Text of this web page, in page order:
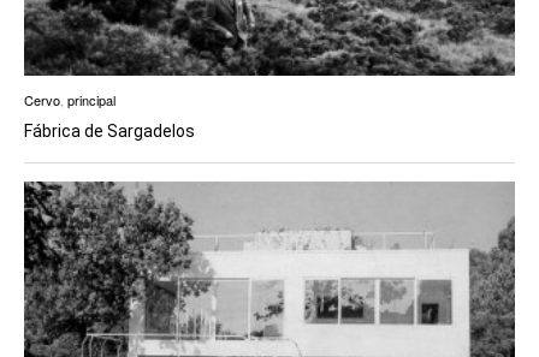
Cervo, principal
Fábrica de Sargadelos